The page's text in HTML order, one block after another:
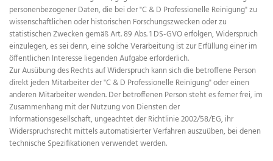
personenbezogener Daten, die bei der "C & D Professionelle Reinigung" zu
wissenschaftlichen oder historischen Forschungszwecken oder zu
statistischen Zwecken gemäß Art. 89 Abs. 1 DS-GVO erfolgen, Widerspruch
einzulegen, es sei denn, eine solche Verarbeitung ist zur Erfüllung einer im
öffentlichen Interesse liegenden Aufgabe erforderlich.
Zur Ausübung des Rechts auf Widerspruch kann sich die betroffene Person
direkt jeden Mitarbeiter der "C & D Professionelle Reinigung" oder einen
anderen Mitarbeiter wenden. Der betroffenen Person steht es ferner frei, im
Zusammenhang mit der Nutzung von Diensten der
Informationsgesellschaft, ungeachtet der Richtlinie 2002/58/EG, ihr
Widerspruchsrecht mittels automatisierter Verfahren auszuüben, bei denen
technische Spezifikationen verwendet werden.